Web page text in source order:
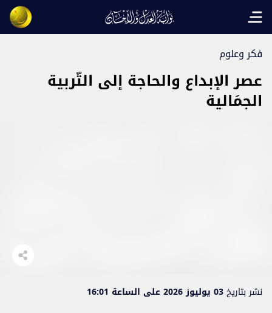
Open main menu
فكر وعلوم
عصر الإبداع والحاجة إلى التّربية
الجمَالية
نشر بتاريخ03 يوليوز 2026 على الساعة 16:01